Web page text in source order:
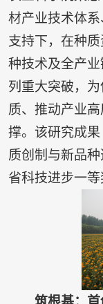
材产业技术体
支持下，在种
种技术及全产
列重大突破，
质、推动产业
撑。该研究成
质创制与新品
省科技进步一等